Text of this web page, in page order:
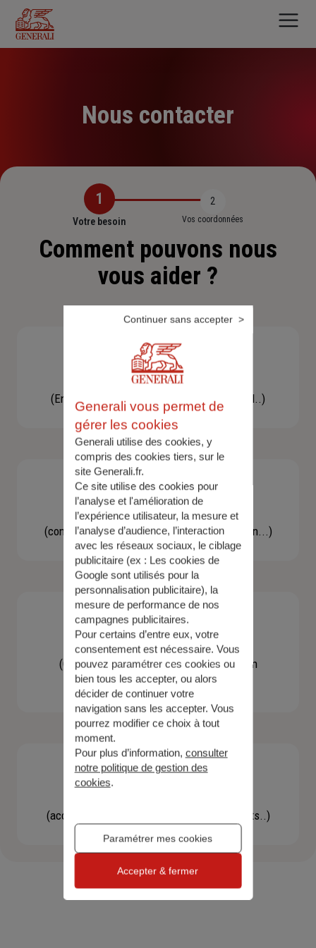
contenu
principal
Nous contacter
1
Votre besoin
2
Vos coordonnées
Comment pouvons nous
vous aider ?
Besoin d'une assistance
(En cas d'accident, bris de glace, un conseil..)
Demande d'information
(concernant une actualité, une réglementation...)
Contacter un agent
(Obtenir un devis, une information, faire un
bilan...)
(accéder à l'espace client, gérer mes contrats..)
Generali vous permet de
gérer les cookies
Generali utilise des cookies, y
compris des cookies tiers, sur le
site Generali.fr.
Ce site utilise des cookies pour
l’analyse et l'amélioration de
l’expérience utilisateur, la mesure et
l’analyse d’audience, l’interaction
avec les réseaux sociaux, le ciblage
publicitaire (ex : Les cookies de
Google sont utilisés pour la
personnalisation publicitaire), la
mesure de performance de nos
campagnes publicitaires.
Pour certains d’entre eux, votre
consentement est nécessaire. Vous
pouvez paramétrer ces cookies ou
bien tous les accepter, ou alors
décider de continuer votre
navigation sans les accepter. Vous
pourrez modifier ce choix à tout
moment.
Pour plus d’information, consulter
notre politique de gestion des
cookies.
Paramétrer mes cookies
Continuer sans accepter
Accepter & fermer